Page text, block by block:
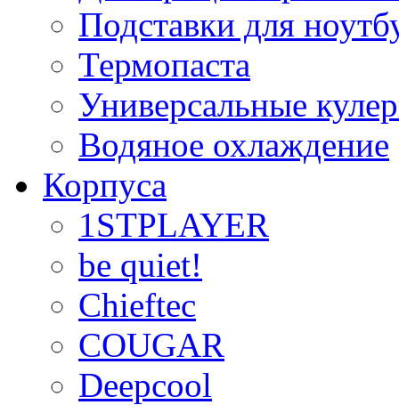
Подставки для
Термопаста
Универсальные
Водяное охлаждение
Корпуса
1STPLAYER
be quiet!
Chieftec
COUGAR
Deepcool